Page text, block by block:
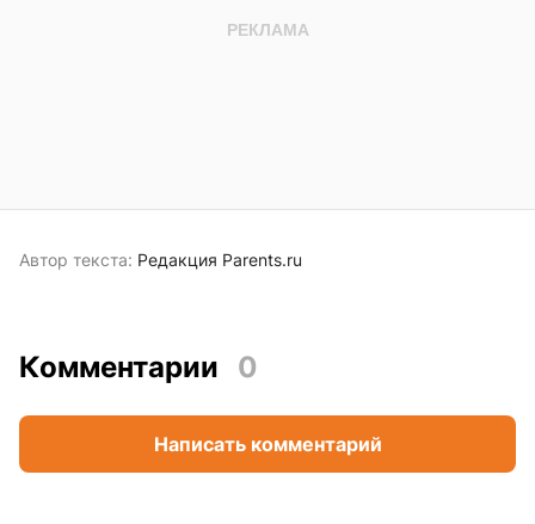
Автор текста: Редакция Parents.ru
Комментарии 0
Написать комментарий